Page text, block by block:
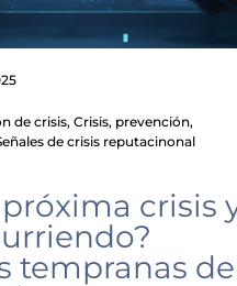
de crisis,Crisis, prevención,
de crisis reputacinonal
próxima crisis
tempranas de